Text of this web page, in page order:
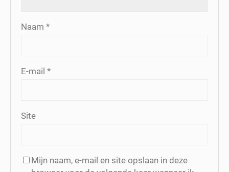
Naam *
E-mail *
Site
Mijn naam, e-mail en site opslaan in deze